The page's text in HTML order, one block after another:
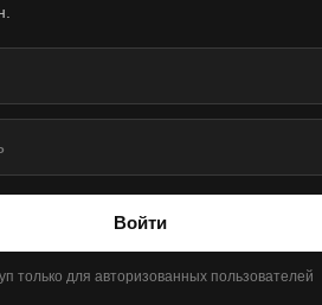
Войти
только для авторизованных пользователей